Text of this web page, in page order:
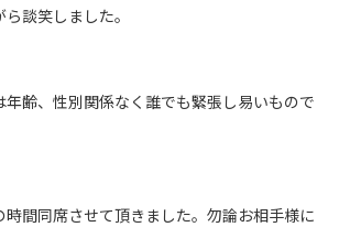
談笑しました。
齢、性別関係なく誰でも緊張し易いもので
間同席させて頂きました。勿論お相手様に